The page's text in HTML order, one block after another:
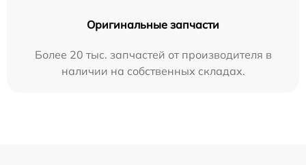
Оригинальные запчасти
Более 20 тыс. запчастей от производителя в
наличии на собственных складах.